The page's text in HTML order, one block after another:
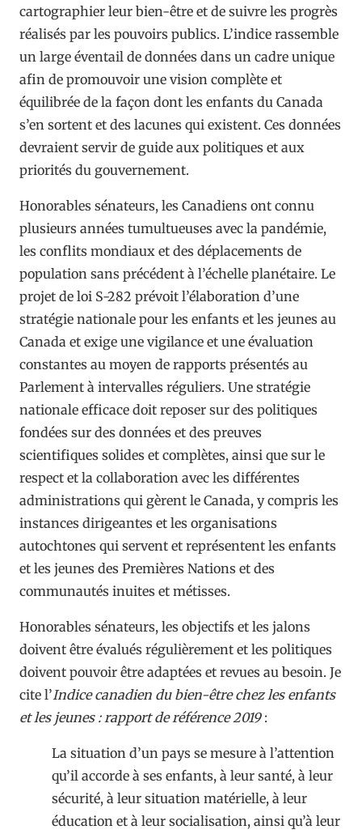
cartographier leur bien-être et de suivre les progrès
réalisés par les pouvoirs publics. L’indice rassemble
un large éventail de données dans un cadre unique
afin de promouvoir une vision complète et
équilibrée de la façon dont les enfants du Canada
s’en sortent et des lacunes qui existent. Ces données
devraient servir de guide aux politiques et aux
priorités du gouvernement.
Honorables sénateurs, les Canadiens ont connu
plusieurs années tumultueuses avec la pandémie,
les conflits mondiaux et des déplacements de
population sans précédent à l’échelle planétaire. Le
projet de loi S-282 prévoit l’élaboration d’une
stratégie nationale pour les enfants et les jeunes au
Canada et exige une vigilance et une évaluation
constantes au moyen de rapports présentés au
Parlement à intervalles réguliers. Une stratégie
nationale efficace doit reposer sur des politiques
fondées sur des données et des preuves
scientifiques solides et complètes, ainsi que sur le
respect et la collaboration avec les différentes
administrations qui gèrent le Canada, y compris les
instances dirigeantes et les organisations
autochtones qui servent et représentent les enfants
et les jeunes des Premières Nations et des
communautés inuites et métisses.
Honorables sénateurs, les objectifs et les jalons
doivent être évalués régulièrement et les politiques
doivent pouvoir être adaptées et revues au besoin. Je
cite l’Indice canadien du bien-être chez les enfants
et les jeunes : rapport de référence 2019:
La situation d’un pays se mesure à l’attention
qu’il accorde à ses enfants, à leur santé, à leur
sécurité, à leur situation matérielle, à leur
éducation et à leur socialisation, ainsi qu’à leur